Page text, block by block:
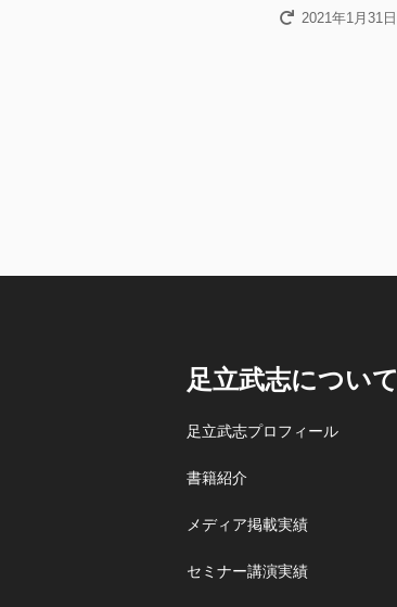
2021年1月31日
足立武志について
足立武志プロフィール
書籍紹介
メディア掲載実績
セミナー講演実績